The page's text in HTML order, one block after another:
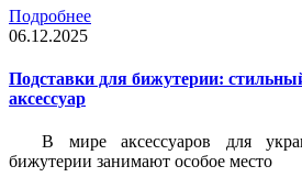
Подробнее
06.12.2025
Подставки для бижутерии:
аксессуар
В мире аксессуаров для
бижутерии занимают особое место